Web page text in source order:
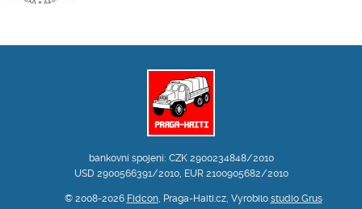
bankovní spojení: CZK 2900234848/2010
USD 2900566391/2010, EUR 2100905682/2010
© 2008-2026 Fidcon, Praga-Haiti.cz, Vyrobilo studio Grus